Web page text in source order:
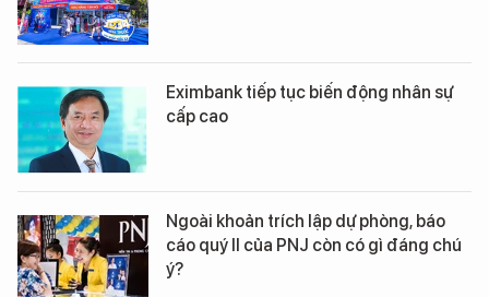
Eximbank tiếp tục biến động nhân sự
cấp cao
Ngoài khoản trích lập dự phòng, báo
cáo quý II của PNJ còn có gì đáng chú
ý?